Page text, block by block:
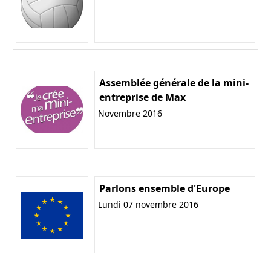
Assemblée générale de la mini-
entreprise de Max
Novembre 2016
Parlons ensemble d'Europe
Lundi 07 novembre 2016